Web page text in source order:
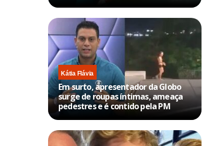
Kátia Flávia
Em surto, apresentador da Globo
surge de roupas íntimas, ameaça
pedestres e é contido pela PM